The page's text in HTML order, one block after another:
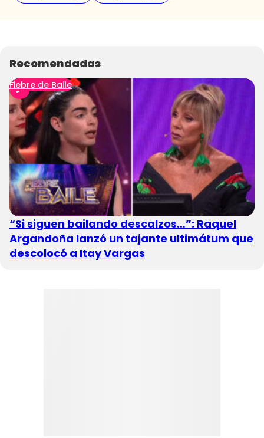
Recomendadas
Fiebre de Baile
“Si siguen bailando descalzos…”: Raquel
Argandoña lanzó un tajante ultimátum que
descolocó a Itay Vargas